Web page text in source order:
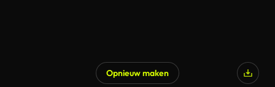
Opnieuw maken